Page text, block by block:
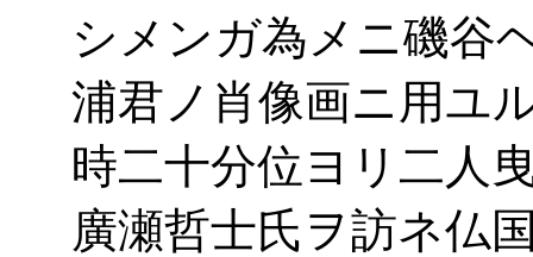
シメンガ為メニ磯谷
浦君ノ肖像画ニ用ユ
時二十分位ヨリ二人
廣瀬哲士氏ヲ訪ネ仏